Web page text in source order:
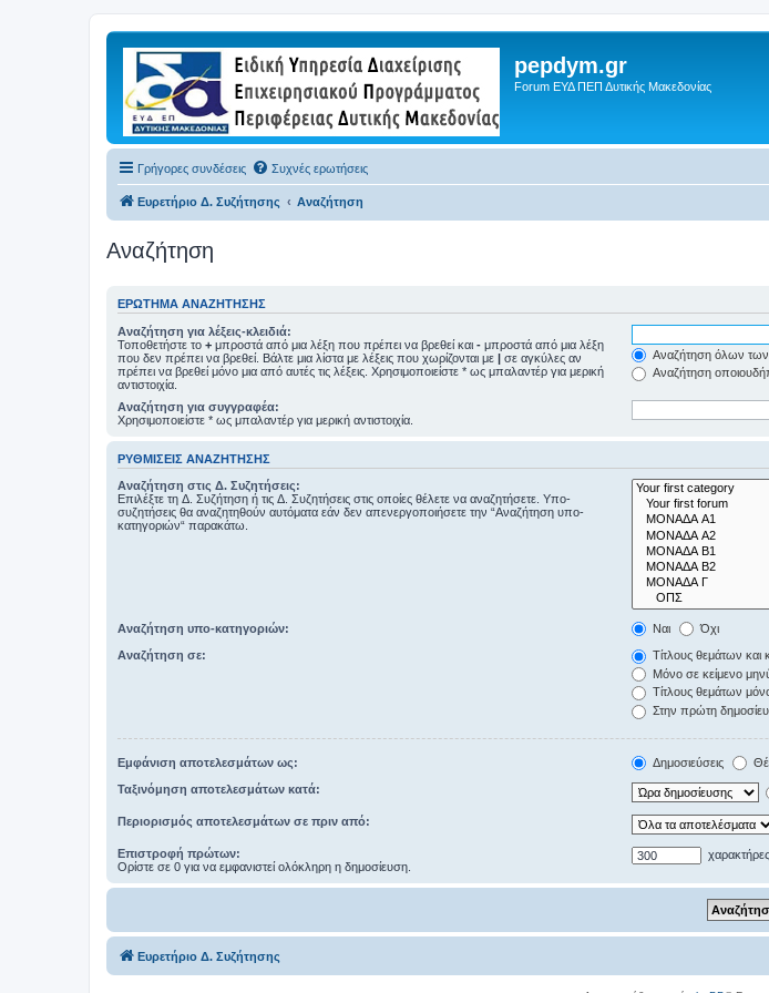
pepdym.gr
Forum ΕΥΔ ΠΕΠ Δυτικής Μακεδονίας
Γρήγορες συνδέσεις Συχνές ερωτήσεις
Ευρετήριο Δ. Συζήτησης Αναζήτηση
Αναζήτηση
ΕΡΏΤΗΜΑ ΑΝΑΖΉΤΗΣΗΣ
Αναζήτηση για λέξεις-κλειδιά:
Τοποθετήστε το + μπροστά από μια λέξη που πρέπει να βρεθεί και - μπροστά από μια λέξη
που δεν πρέπει να βρεθεί. Βάλτε μια λίστα με λέξεις που χωρίζονται με | σε αγκύλες αν
πρέπει να βρεθεί μόνο μια από αυτές τις λέξεις. Χρησιμοποιείστε * ως μπαλαντέρ για μερική
αντιστοιχία.
Αναζήτηση όλων
Αναζήτηση
Αναζήτηση για συγγραφέα:
Χρησιμοποιείστε * ως μπαλαντέρ για μερική αντιστοιχία.
ΡΥΘΜΊΣΕΙΣ ΑΝΑΖΉΤΗΣΗΣ
Αναζήτηση στις Δ. Συζητήσεις:
Επιλέξτε τη Δ. Συζήτηση ή τις Δ. Συζητήσεις στις οποίες θέλετε να αναζητήσετε. Υπο-
συζητήσεις θα αναζητηθούν αυτόματα εάν δεν απενεργοποιήσετε την “Αναζήτηση υπο-
κατηγοριών“ παρακάτω.
Αναζήτηση υπο-κατηγοριών: Ναι Όχι
Αναζήτηση σε:
Τίτλους θεμάτων και
Μόνο σε κείμενο
Τίτλους θεμάτων
Στην πρώτη
Εμφάνιση αποτελεσμάτων ως: Δημοσιεύσεις
Ταξινόμηση αποτελεσμάτων κατά:
Περιορισμός αποτελεσμάτων σε πριν από:
Επιστροφή πρώτων:
Ορίστε σε 0 για να εμφανιστεί ολόκληρη η δημοσίευση.
Ευρετήριο Δ. Συζήτησης